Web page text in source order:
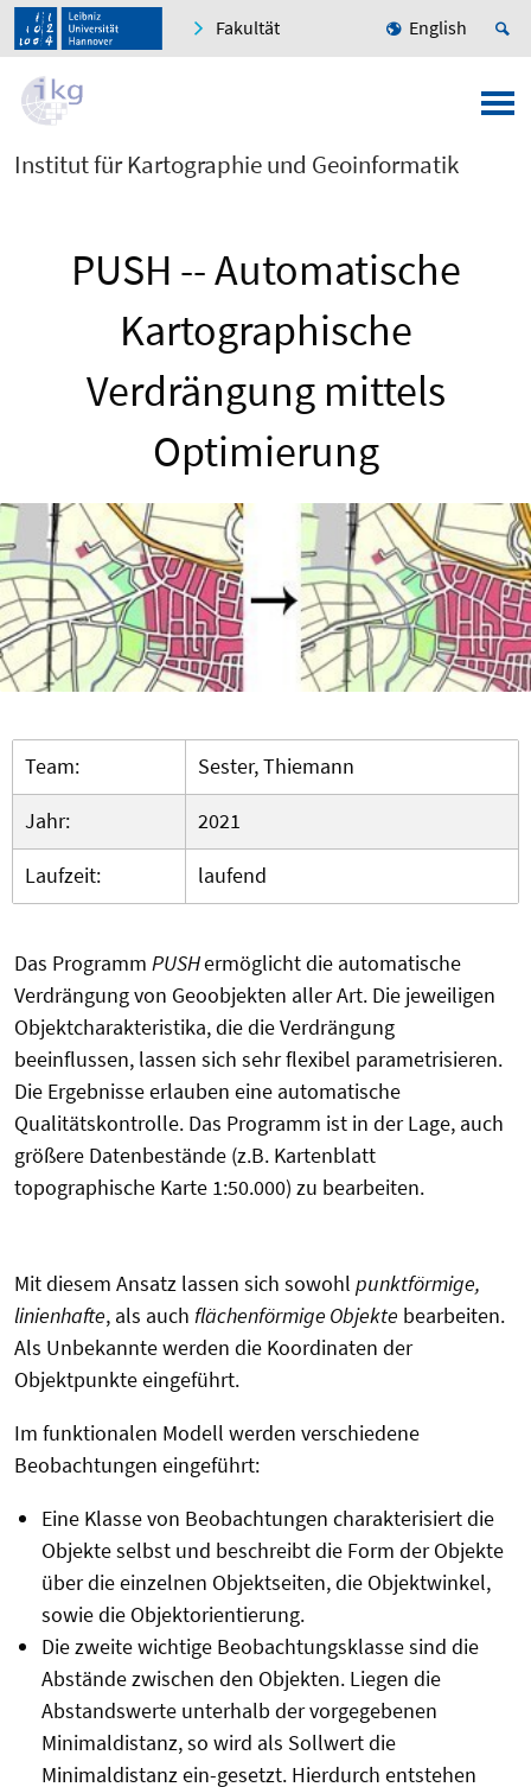
Fakultät English
Institut für Kartographie und Geoinformatik
PUSH -- Automatische
Kartographische
Verdrängung mittels
Optimierung
Team:
Sester, Thiemann
Jahr:
2021
Laufzeit:
laufend
Das Programm PUSHermöglicht die automatische
Verdrängung von Geoobjekten aller Art. Die jeweiligen
Objektcharakteristika, die die Verdrängung
beeinflussen, lassen sich sehr flexibel parametrisieren.
Die Ergebnisse erlauben eine automatische
Qualitätskontrolle. Das Programm ist in der Lage, auch
größere Datenbestände (z.B. Kartenblatt
topographische Karte 1:50.000) zu bearbeiten.
Mit diesem Ansatz lassen sich sowohl punktförmige,
linienhafte, als auch flächenförmige Objekte bearbeiten.
Als Unbekannte werden die Koordinaten der
Objektpunkte eingeführt.
Im funktionalen Modell werden verschiedene
Beobachtungen eingeführt:
Eine Klasse von Beobachtungen charakterisiert die
Objekte selbst und beschreibt die Form der Objekte
über die einzelnen Objektseiten, die Objektwinkel,
sowie die Objektorientierung.
Die zweite wichtige Beobachtungsklasse sind die
Abstände zwischen den Objekten. Liegen die
Abstandswerte unterhalb der vorgegebenen
Minimaldistanz, so wird als Sollwert die
Minimaldistanz ein-gesetzt. Hierdurch entstehen